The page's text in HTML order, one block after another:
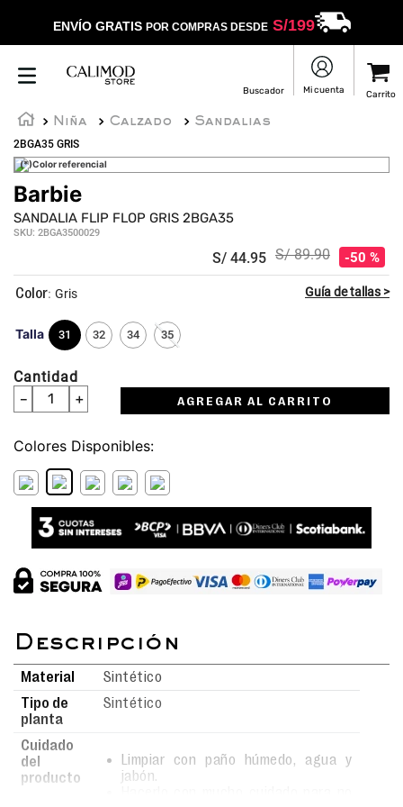
ENVÍO GRATIS POR COMPRAS DESDES/199
Niña Calzado
Sandalias
2BGA35 GRIS
(*)Color referencial
Barbie
SANDALIA FLIP FLOP GRIS 2BGA35
SKU: 2BGA3500029
S/ 44.95 S/ 89.90 50 %
Talla 31 32 34 35
: Gris
Cantidad
＋
－ AGREGAR AL CARRITO
Colores
Material
Sintético
Tipo de
planta
Sintético
Cuidado
del
producto
Limpiar con paño húmedo, agua y
jabón.